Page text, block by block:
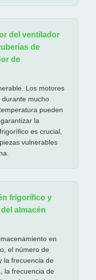
del ventilador
de
de
Los motores
mucho
pueden
la
es crucial,
vulnerables
frigorífico y
almacén
en
el número de
la frecuencia de
la frecuencia de